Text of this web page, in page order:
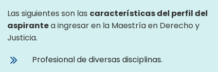
Las siguientes son las características del perfil del
aspirantea ingresar en la Maestría en Derecho y
Justicia.
Profesional de diversas disciplinas.